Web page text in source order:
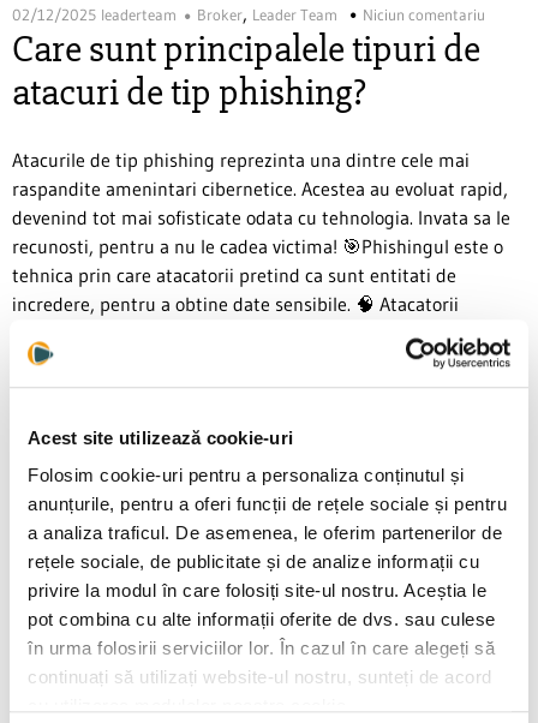
Acest site utilizează cookie-uri
Folosim cookie-uri pentru a personaliza conținutul și
anunțurile, pentru a oferi funcții de rețele sociale și pentru
a analiza traficul. De asemenea, le oferim partenerilor de
rețele sociale, de publicitate și de analize informații cu
privire la modul în care folosiți site-ul nostru. Aceștia le
pot combina cu alte informații oferite de dvs. sau culese
în urma folosirii serviciilor lor. În cazul în care alegeți să
continuați să utilizați website-ul nostru, sunteți de acord
02/12/2025 leaderteam Broker, Leader Team Niciun comentariu
Care sunt principalele tipuri de
atacuri de tip phishing?
Atacurile de tip phishing reprezinta una dintre cele mai
raspandite amenintari cibernetice. Acestea au evoluat rapid,
devenind tot mai sofisticate odata cu tehnologia. Invata sa le
recunosti, pentru a nu le cadea victima! 🎯Phishingul este o
tehnica prin care atacatorii pretind ca sunt entitati de
incredere, pentru a obtine date sensibile. 🧠 Atacatorii
Read More
august 05, 2026
Ce sunt botnetii si cum sunt utilizati in atacurile
cibernetice
iulie 28, 2026
Care sunt riscurile operationale specifice pentru care un
parc solar finalizat are nevoie de o asigurare Property
Damage in 2026?